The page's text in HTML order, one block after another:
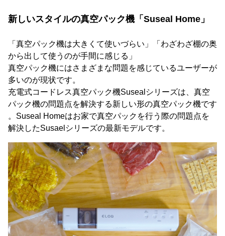
新しいスタイルの真空パック機「Suseal Home」
「真空パック機は大きくて使いづらい」「わざわざ棚の奥
から出して使うのが手間に感じる」
真空パック機にはさまざまな問題を感じているユーザーが
多いのが現状です。
充電式コードレス真空パック機Susealシリーズは、真空
パック機の問題点を解決する新しい形の真空パック機です
。Suseal Homeはお家で真空パックを行う際の問題点を
解決したSusaelシリーズの最新モデルです。